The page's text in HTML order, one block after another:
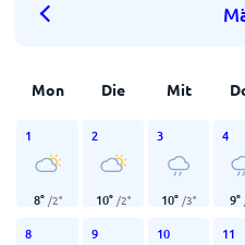
Mon Die Mit
1
8° /2°
2
10° /2°
3
10° /3°
4
9°
8 9 10 11